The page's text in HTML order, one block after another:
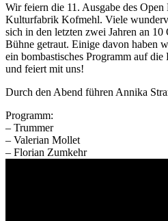
Wir feiern die 11. Ausgabe des
Kulturfabrik Kofmehl. Viele
sich in den letzten zwei Jahren an
Bühne getraut. Einige davon haben
ein bombastisches Programm auf
und feiert mit uns!
Durch den Abend führen Annika
Programm:
– Trummer
– Valerian Mollet
– Florian Zumkehr